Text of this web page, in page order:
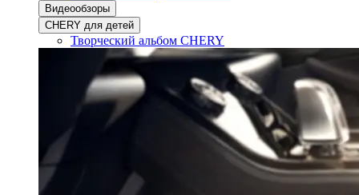
Видеообзоры
CHERY для детей
Творческий альбом CHERY